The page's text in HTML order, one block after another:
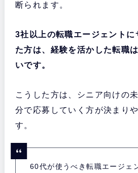
断られます。
3社以上の転職エージェントに
た方は、経験を活かした転職
いです。
こうした方は、シニア向けの
分で応募していく方が決まり
す。
60代が使うべき転職エージェ